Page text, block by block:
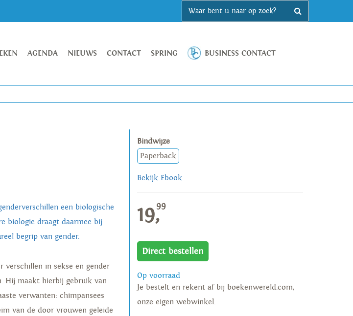
AGENDA NIEUWS CONTACT SPRING BUSINESS CONTACT
een biologische
biologie draagt daarmee bij
begrip van gender.
verschillen in sekse en gender
Hij maakt hierbij gebruik van
verwanten: chimpansees
van de door vrouwen geleide
Bindwijze
Paperback
Bekijk Ebook
19,99
Direct bestellen
Op voorraad
Je bestelt en rekent af bij boekenwereld.com,
onze eigen webwinkel.